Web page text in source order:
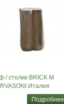
/ столик BRICK M
Италия
Подробнее